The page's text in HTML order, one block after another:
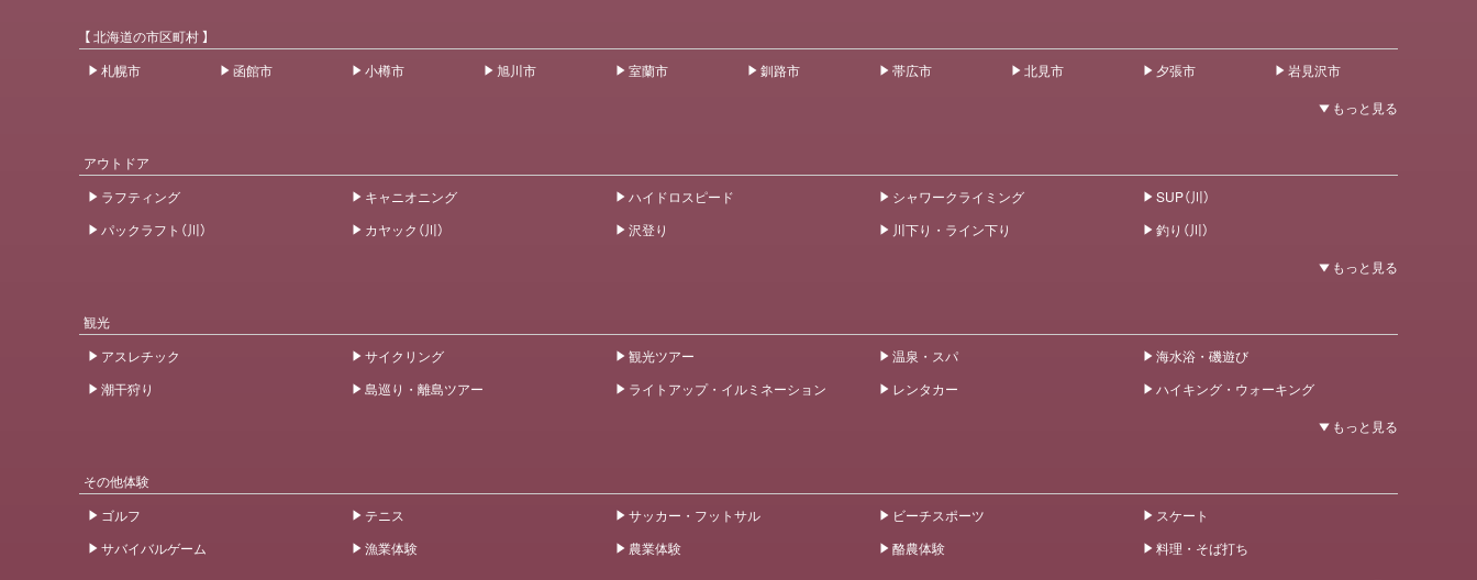
【 北海道の市区町村 】
札幌市
函館市 小樽市 旭川市 室蘭市 釧路市 帯広市 北見市 夕張市 岩見沢市
アウトドア
ラフティング
キャニオニング ハイドロスピード シャワークライミング
SUP（川）
パックラフト（川）
カヤック（川） 沢登り 川下り・ライン下り 釣り（川）
観光
アスレチック
サイクリング 観光ツアー 温泉・スパ
海水浴・磯遊び
潮干狩り
島巡り・離島ツアー ライトアップ・イルミネーション レンタカー ハイキング・ウォーキング
その他体験
ゴルフ
テニス サッカー・フットサル ビーチスポーツ
スケート
サバイバルゲーム
漁業体験 農業体験 酪農体験 料理・そば打ち